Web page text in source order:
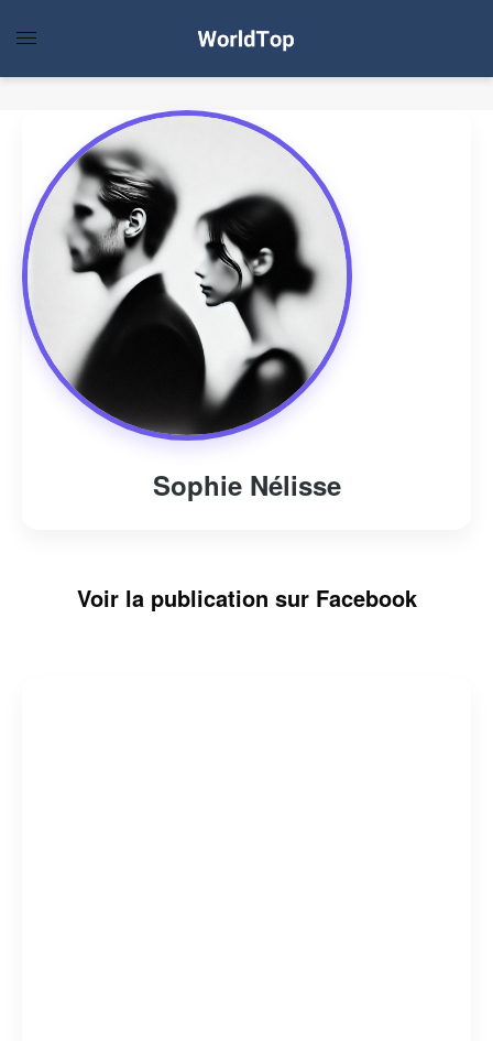
Sophie Nélisse
Voir la publication sur Facebook